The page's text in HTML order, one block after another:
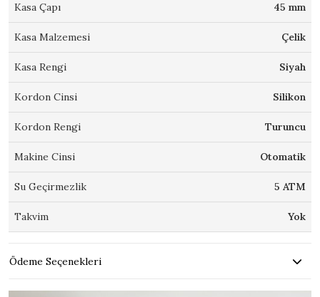
Kasa Çapı 45 mm
Kasa Malzemesi Çelik
Kasa Rengi Siyah
Kordon Cinsi Silikon
Kordon Rengi Turuncu
Makine Cinsi Otomatik
Su Geçirmezlik 5 ATM
Takvim Yok
Ödeme Seçenekleri